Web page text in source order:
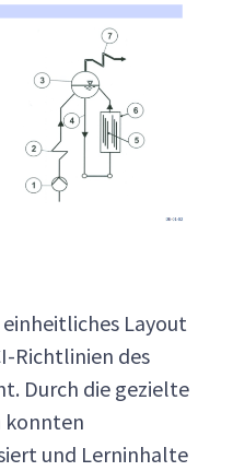
Layout
Richtlinien des
Durch die gezielte
konnten
und Lerninhalte